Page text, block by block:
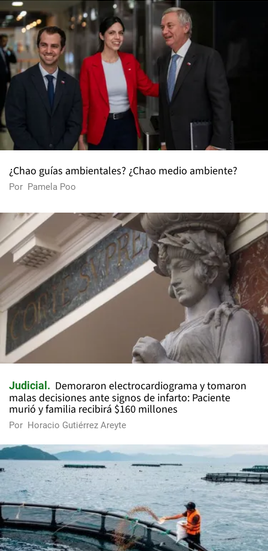
¿Chao guías ambientales? ¿Chao medio ambiente?
Por Pamela Poo
Judicial
Demoraron electrocardiograma y tomaron
malas decisiones ante signos de infarto: Paciente
murió y familia recibirá $160 millones
Por Horacio Gutiérrez Areyte